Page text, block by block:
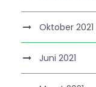
Oktober 2021
Juni 2021